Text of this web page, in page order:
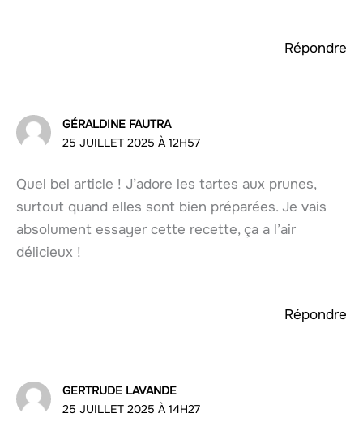
Répondre
GÉRALDINE FAUTRA
25 JUILLET 2025 À 12H57
Quel bel article ! J’adore les tartes aux prunes,
surtout quand elles sont bien préparées. Je vais
absolument essayer cette recette, ça a l’air
délicieux !
Répondre
GERTRUDE LAVANDE
25 JUILLET 2025 À 14H27